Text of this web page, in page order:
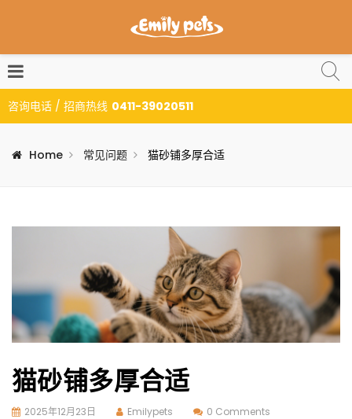
咨询电话 / 招商热线 0411-39020511
Home 常见问题 猫砂铺多厚合适
猫砂铺多厚合适
2025年12月23日 Emilypets 0 Comments